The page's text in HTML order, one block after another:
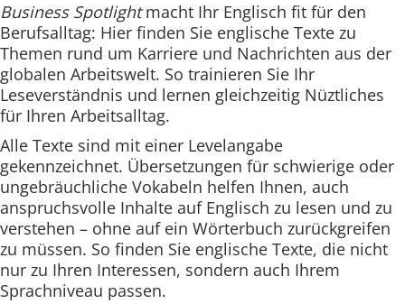
Business Spotlightmacht Ihr Englisch fit für den
Berufsalltag: Hier finden Sie englische Texte zu
Themen rund um Karriere und Nachrichten aus der
globalen Arbeitswelt. So trainieren Sie Ihr
Leseverständnis und lernen gleichzeitig Nüztliches
für Ihren Arbeitsalltag.
Alle Texte sind mit einer Levelangabe
gekennzeichnet. Übersetzungen für schwierige oder
ungebräuchliche Vokabeln helfen Ihnen, auch
anspruchsvolle Inhalte auf Englisch zu lesen und zu
verstehen – ohne auf ein Wörterbuch zurückgreifen
zu müssen. So finden Sie englische Texte, die nicht
nur zu Ihren Interessen, sondern auch Ihrem
Sprachniveau passen.